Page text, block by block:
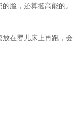
脸，还算挺高能的。
在婴儿床上再跑，会